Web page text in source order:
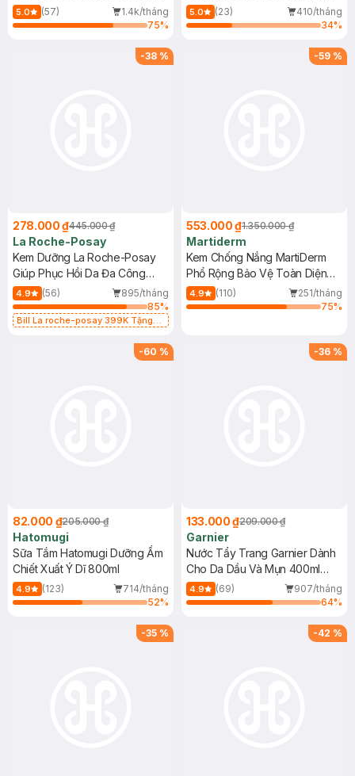
Dầu 500ml
5.0 (57)
1.4k/tháng
75%
(Mới)
5.0 (23)
410/tháng
34%
-38 %
278.000 ₫445.000 ₫
La Roche-Posay
Kem Dưỡng La Roche-Posay
Giúp Phục Hồi Da Đa Công
Dụng 40ml
4.9 (56)
895/tháng
85%
Bill La roche-posay 399K Tặng
-59 %
553.000 ₫1.350.000 ₫
Martiderm
Kem Chống Nắng MartiDerm
Phổ Rộng Bảo Vệ Toàn Diện
40ml
4.9 (110)
251/tháng
75%
-60 %
82.000 ₫205.000 ₫
Hatomugi
Sữa Tắm Hatomugi Dưỡng Ẩm
Chiết Xuất Ý Dĩ 800ml
4.9 (123)
714/tháng
52%
-36 %
133.000 ₫209.000 ₫
Garnier
Nước Tẩy Trang Garnier Dành
Cho Da Dầu Và Mụn 400ml
(Mới)
4.9 (69)
907/tháng
64%
-35 % -42 %